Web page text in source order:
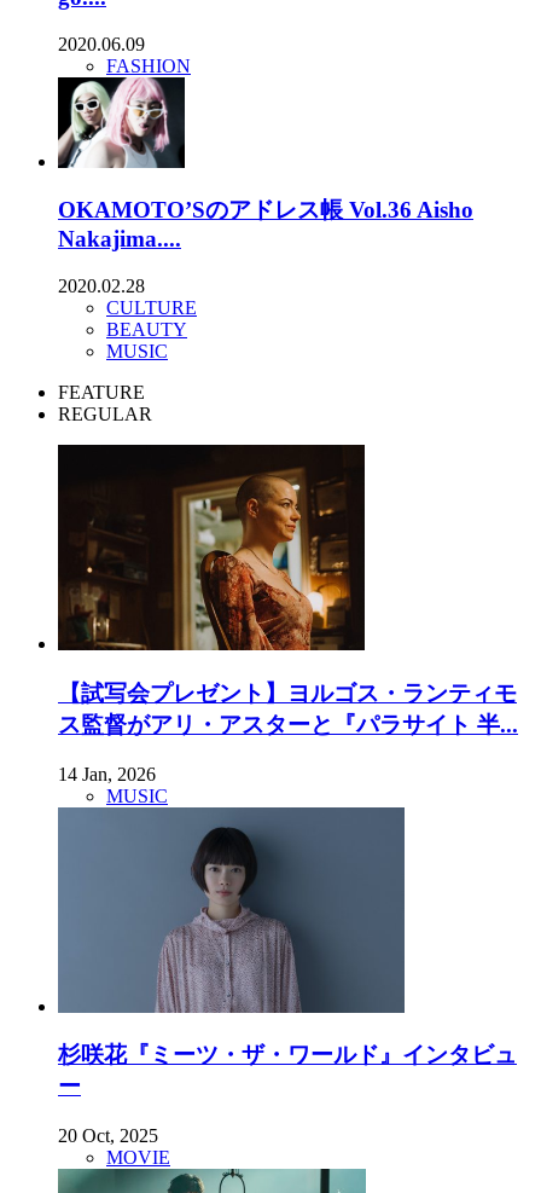
2020.06.09
FASHION
OKAMOTO’Sのアドレス帳 Vol.36 Aisho
Nakajima....
2020.02.28
CULTURE
BEAUTY
MUSIC
FEATURE
REGULAR
【試写会プレゼント】ヨルゴス・ランティモ
ス監督がアリ・アスターと『パラサイト 半...
14 Jan, 2026
MUSIC
杉咲花『ミーツ・ザ・ワールド』インタビュ
ー
20 Oct, 2025
MOVIE